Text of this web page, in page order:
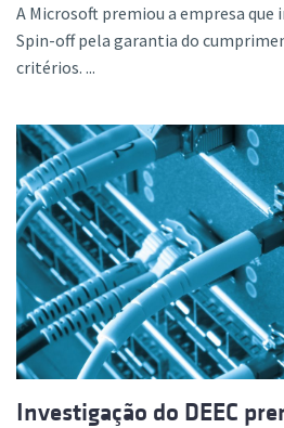
A Microsoft premiou a empresa que
Spin-off pela garantia do
critérios. ...
Investigação do DEEC